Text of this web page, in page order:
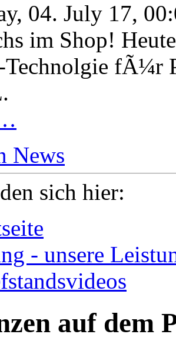
04. July 17,
im Shop!
fÃ¼r
News
sich hier:
- unsere
auf dem